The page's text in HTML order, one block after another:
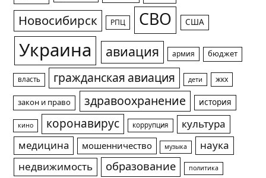
Новосибирск РПЦ СВО США
Украина авиация армия бюджет
власть гражданская авиация дети жкх
закон и право здравоохранение история
кино коронавирус коррупция
культура
медицина
мошенничество музыка
наука
недвижимость
образование политика